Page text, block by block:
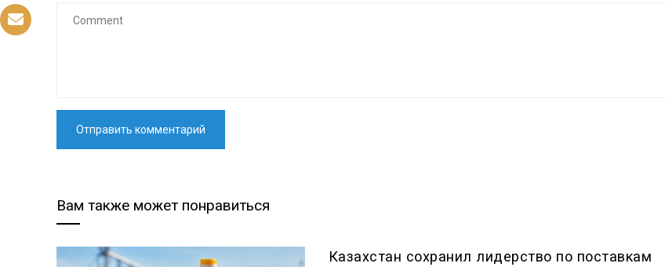
Вам также может понравиться
Казахстан сохранил лидерство по поставкам